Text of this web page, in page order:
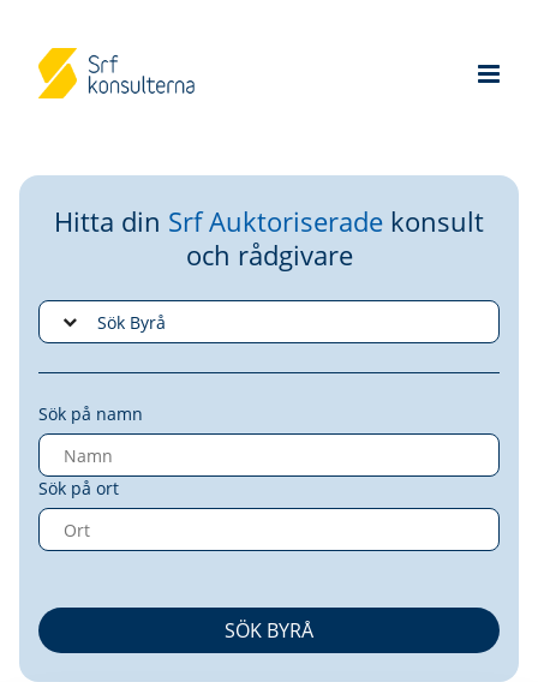
Hitta din Srf Auktoriserade konsult
och rådgivare
Sök på namn
Sök på ort